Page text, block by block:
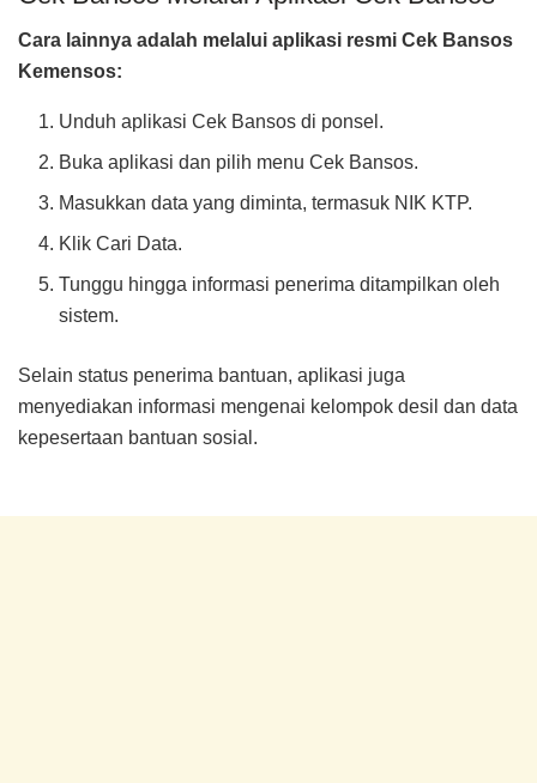
Cara lainnya adalah melalui aplikasi resmi Cek Bansos
Kemensos:
Unduh aplikasi Cek Bansos di ponsel.
Buka aplikasi dan pilih menu Cek Bansos.
Masukkan data yang diminta, termasuk NIK KTP.
Klik Cari Data.
Tunggu hingga informasi penerima ditampilkan oleh
sistem.
Selain status penerima bantuan, aplikasi juga
menyediakan informasi mengenai kelompok desil dan data
kepesertaan bantuan sosial.